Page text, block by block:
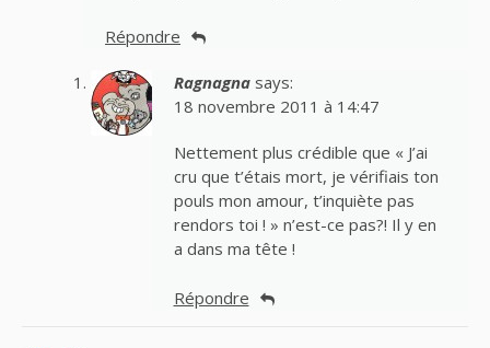
Répondre
Ragnagna says:
18 novembre 2011 à 14:47
Nettement plus crédible que « J’ai
cru que t’étais mort, je vérifiais ton
pouls mon amour, t’inquiète pas
rendors toi ! » n’est-ce pas?! Il y en
a dans ma tête !
Répondre